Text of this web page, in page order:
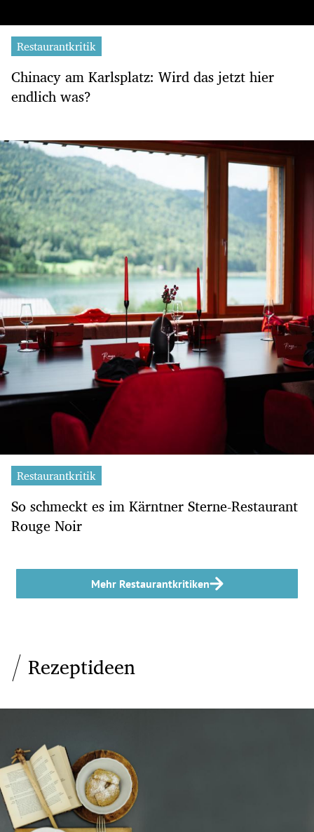
Restaurantkritik
Chinacy am Karlsplatz: Wird das jetzt hier
endlich was?
Restaurantkritik
So schmeckt es im Kärntner Sterne-Restaurant
Rouge Noir
Mehr Restaurantkritiken
Rezeptideen